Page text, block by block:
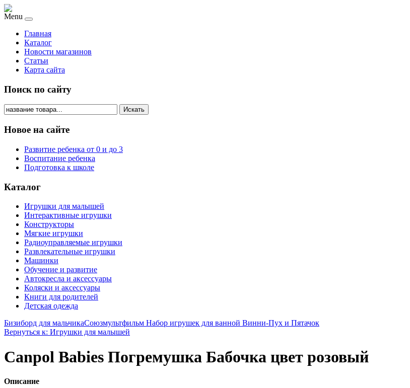
Menu
Главная
Каталог
Новости магазинов
Статьи
Карта сайта
Поиск по сайту
Искать
Новое на сайте
Развитие ребенка от 0 и до 3
Воспитание ребенка
Подготовка к школе
Каталог
Игрушки для малышей
Интерактивные игрушки
Конструкторы
Мягкие игрушки
Радиоуправляемые игрушки
Развлекательные игрушки
Машинки
Обучение и развитие
Автокресла и аксессуары
Коляски и аксессуары
Книги для родителей
Детская одежда
Бизиборд для мальчикаСоюзмультфильм Набор игрушек для ванной Винни-Пух и Пятачок
Вернуться к: Игрушки для малышей
Canpol Babies Погремушка Бабочка цвет розовый
Описание